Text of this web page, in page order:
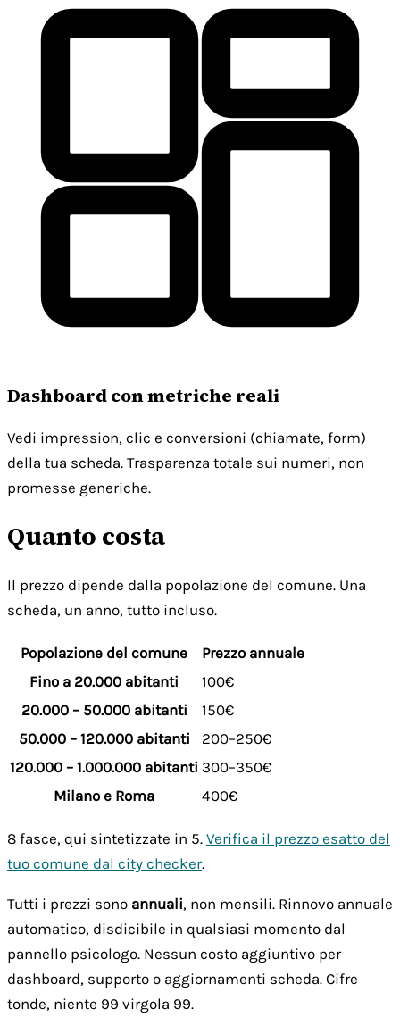
Dashboard con metriche reali
Vedi impression, clic e conversioni (chiamate, form)
della tua scheda. Trasparenza totale sui numeri, non
promesse generiche.
Quanto costa
Il prezzo dipende dalla popolazione del comune. Una
scheda, un anno, tutto incluso.
Popolazione del comune
Prezzo annuale
Fino a 20.000 abitanti
100€
20.000 – 50.000 abitanti
150€
50.000 – 120.000 abitanti
200–250€
120.000 – 1.000.000 abitanti 300–350€
Milano e Roma
400€
8 fasce, qui sintetizzate in 5. Verifica il prezzo esatto del
tuo comune dal city checker.
Tutti i prezzi sono annuali, non mensili. Rinnovo annuale
automatico, disdicibile in qualsiasi momento dal
pannello psicologo. Nessun costo aggiuntivo per
dashboard, supporto o aggiornamenti scheda. Cifre
tonde, niente 99 virgola 99.